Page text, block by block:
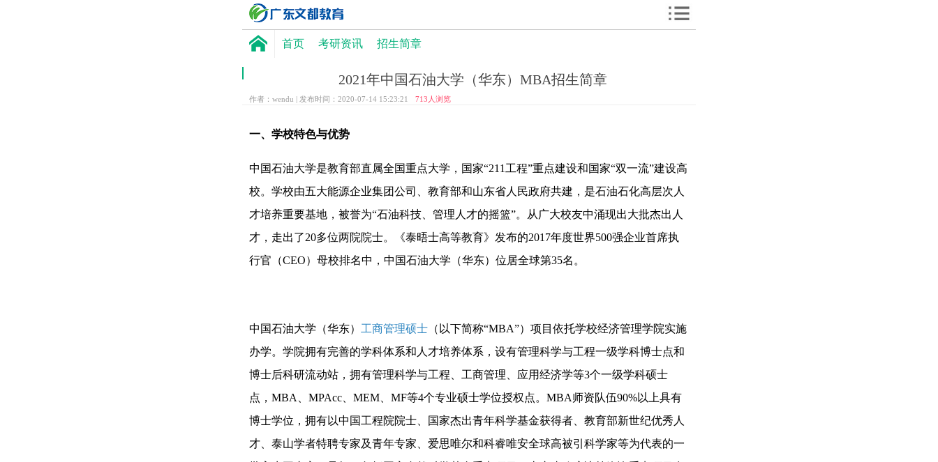
首页 考研资讯 招生简章
2021年中国石油大学（华东）MBA招生简章
作者：wendu | 发布时间：2020-07-14 15:23:21 713 人浏览
一、学校特色与优势
中国石油大学是教育部直属全国重点大学，国家“211工程”重点建设和国家“双一流”建设高
校。学校由五大能源企业集团公司、教育部和山东省人民政府共建，是石油石化高层次人
才培养重要基地，被誉为“石油科技、管理人才的摇篮”。从广大校友中涌现出大批杰出人
才，走出了20多位两院院士。《泰晤士高等教育》发布的2017年度世界500强企业首席执
行官（CEO）母校排名中，中国石油大学（华东）位居全球第35名。
中国石油大学（华东） 工商管理硕士 （以下简称“MBA”）项目依托学校经济管理学院实施
办学。学院拥有完善的学科体系和人才培养体系，设有管理科学与工程一级学科博士点和
博士后科研流动站，拥有管理科学与工程、工商管理、应用经济学等3个一级学科硕士
点，MBA、MPAcc、MEM、MF等4个专业硕士学位授权点。MBA师资队伍90%以上具有
博士学位，拥有以中国工程院院士、国家杰出青年科学基金获得者、教育部新世纪优秀人
才、泰山学者特聘专家及青年专家、爱思唯尔和科睿唯安全球高被引科学家等为代表的一